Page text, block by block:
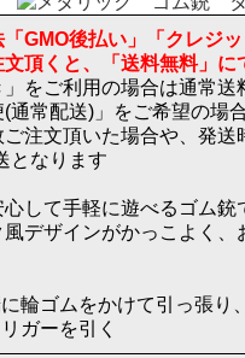
「GMO後払い」「クレジ
頂くと、「送料無料」に
をご利用の場合は通常送
通常配送)」をご希望の場
注文頂いた場合や、発送
となります
して手軽に遊べるゴム銃
風デザインがかっこよく、
輪ゴムをかけて引っ張り
ガーを引く